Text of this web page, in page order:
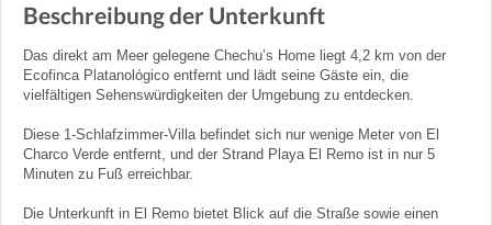
Beschreibung der Unterkunft
Das direkt am Meer gelegene Chechu’s Home liegt 4,2 km von der
Ecofinca Platanológico entfernt und lädt seine Gäste ein, die
vielfältigen Sehenswürdigkeiten der Umgebung zu entdecken.
Diese 1-Schlafzimmer-Villa befindet sich nur wenige Meter von El
Charco Verde entfernt, und der Strand Playa El Remo ist in nur 5
Minuten zu Fuß erreichbar.
Die Unterkunft in El Remo bietet Blick auf die Straße sowie einen